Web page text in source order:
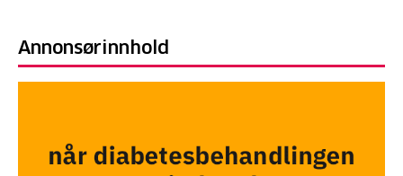
Annonsørinnhold